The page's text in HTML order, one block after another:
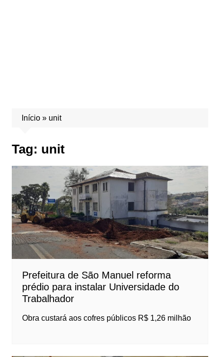
Início» unit
Tag: unit
Prefeitura de São Manuel reforma
prédio para instalar Universidade do
Trabalhador
Obra custará aos cofres públicos R$ 1,26 milhão